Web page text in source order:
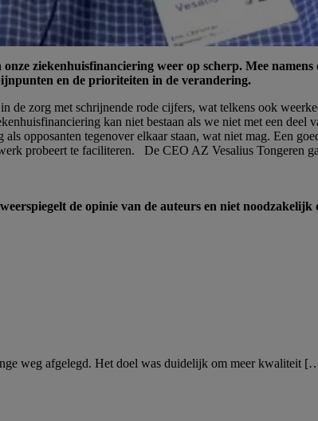
ziekenhuisfinanciering weer op scherp. Mee
en de prioriteiten in de verandering.
de zorg met schrijnende rode cijfers, wat telkens ook
kan niet bestaan als we niet met een deel
opposanten tegenover elkaar staan, wat niet mag. Een
probeert te faciliteren. De CEO AZ Vesalius Tongeren
de opinie van de auteurs en niet noodzakelijk
weg afgelegd. Het doel was duidelijk om meer kwaliteit